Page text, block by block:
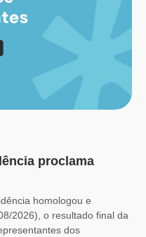
proclama
homologou e
2026), o resultado final da
dos